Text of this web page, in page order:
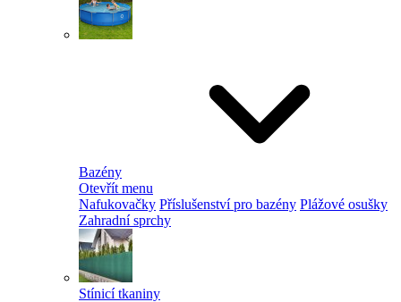
Bazény
Otevřít menu
Nafukovačky Příslušenství pro bazény Plážové osušky
Zahradní sprchy
Stínicí tkaniny